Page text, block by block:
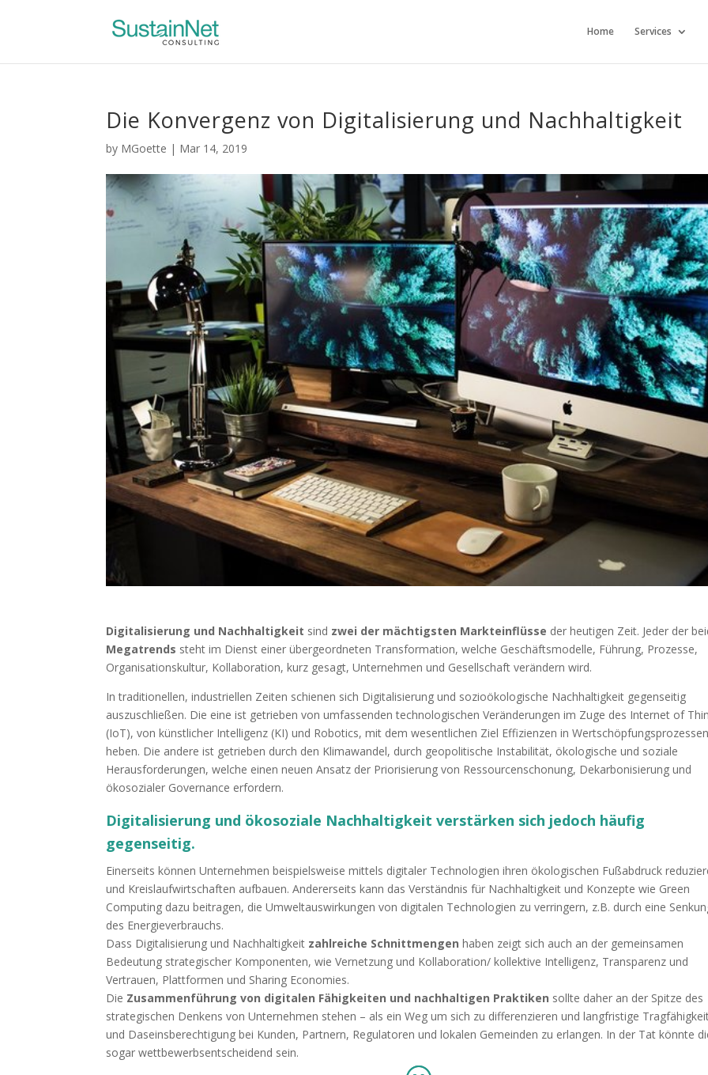
Home Services
Die Konvergenz von Digitalisierung und Nachhaltigkeit
by MGoette | Mar 14, 2019
Digitalisierung und Nachhaltigkeit sind zwei der mächtigsten Markteinflüsse der heutigen Zeit. Jeder der
Megatrends steht im Dienst einer übergeordneten Transformation, welche Geschäftsmodelle, Führung, Prozesse,
Organisationskultur, Kollaboration, kurz gesagt, Unternehmen und Gesellschaft verändern wird.
In traditionellen, industriellen Zeiten schienen sich Digitalisierung und sozioökologische Nachhaltigkeit gegenseitig
auszuschließen. Die eine ist getrieben von umfassenden technologischen Veränderungen im Zuge des Internet of
(IoT), von künstlicher Intelligenz (KI) und Robotics, mit dem wesentlichen Ziel Effizienzen in
heben. Die andere ist getrieben durch den Klimawandel, durch geopolitische Instabilität, ökologische und soziale
Herausforderungen, welche einen neuen Ansatz der Priorisierung von Ressourcenschonung, Dekarbonisierung und
ökosozialer Governance erfordern.
Digitalisierung und ökosoziale Nachhaltigkeit verstärken sich jedoch häufig
gegenseitig.
Einerseits können Unternehmen beispielsweise mittels digitaler Technologien ihren ökologischen Fußabdruck
und Kreislaufwirtschaften aufbauen. Andererseits kann das Verständnis für Nachhaltigkeit und Konzepte wie Green
Computing dazu beitragen, die Umweltauswirkungen von digitalen Technologien zu verringern, z.B. durch eine
des Energieverbrauchs.
Dass Digitalisierung und Nachhaltigkeit zahlreiche Schnittmengen haben zeigt sich auch an der gemeinsamen
Bedeutung strategischer Komponenten, wie Vernetzung und Kollaboration/ kollektive Intelligenz, Transparenz und
Vertrauen, Plattformen und Sharing Economies.
Die Zusammenführung von digitalen Fähigkeiten und nachhaltigen Praktiken sollte daher an der Spitze des
strategischen Denkens von Unternehmen stehen – als ein Weg um sich zu differenzieren und langfristige
und Daseinsberechtigung bei Kunden, Partnern, Regulatoren und lokalen Gemeinden zu erlangen. In der Tat könnte
sogar wettbewerbsentscheidend sein.